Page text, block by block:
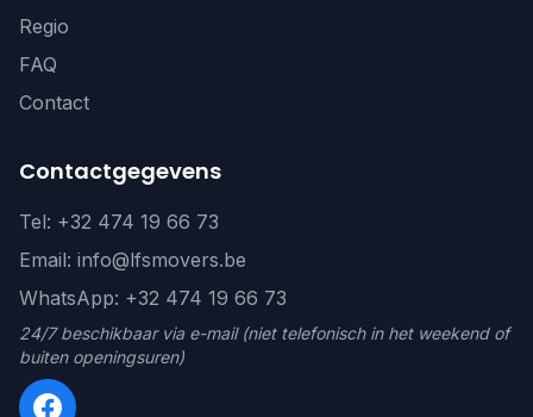
Regio
FAQ
Contact
Contactgegevens
Tel: +32 474 19 66 73
Email: info@lfsmovers.be
WhatsApp: +32 474 19 66 73
24/7 beschikbaar via e-mail (niet telefonisch in het weekend of
buiten openingsuren)